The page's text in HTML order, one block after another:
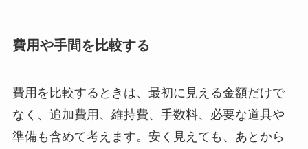
費用や手間を比較する
費用を比較するときは、最初に見える金額だけで
なく、追加費用、維持費、手数料、必要な道具や
準備も含めて考えます。安く見えても、あとから